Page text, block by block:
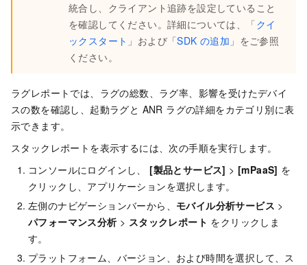
統合し、クライアント追跡を設定していること
を確認してください。詳細については、「クイ
ックスタート 」および「SDK の追加 」をご参照
ください。
ラグレポートでは、ラグの総数、ラグ率、影響を受けたデバイ
スの数を確認し、起動ラグと ANR ラグの詳細をカテゴリ別に表
示できます。
スタックレポートを表示するには、次の手順を実行します。
コンソールにログインし、 [製品とサービス] > [mPaaS] を
クリックし、アプリケーションを選択します。
左側のナビゲーションバーから、 モバイル分析サービス >
パフォーマンス分析> スタックレポート をクリックしま
す。
プラットフォーム、バージョン、および時間を選択して、ス